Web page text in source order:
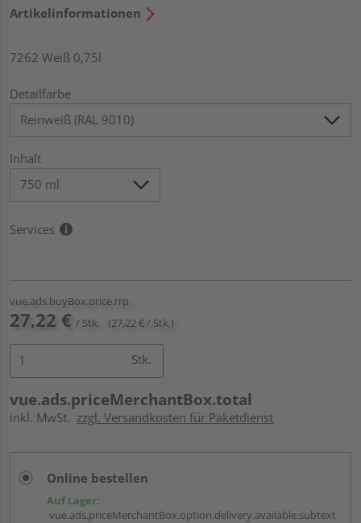
Artikelinformationen
7262 Weiß 0,75l
Detailfarbe
Inhalt
Services
vue.ads.buyBox.price.rrp
27,22 € / Stk. (27,22 € / Stk.)
Stk.
vue.ads.priceMerchantBox.total
inkl. MwSt. zzgl. Versandkosten für Paketdienst
Online bestellen
Auf Lager:
vue.ads.priceMerchantBox.option.delivery.available.subtext